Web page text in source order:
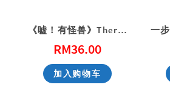
《嘘！有怪兽》There is a Monster
RM36.00
加入购物车